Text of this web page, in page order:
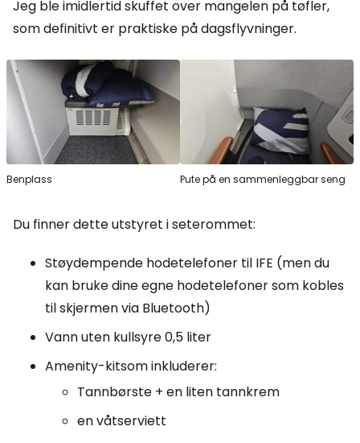
Jeg ble imidlertid skuffet over mangelen på tøfler,
som definitivt er praktiske på dagsflyvninger.
Benplass Pute på en sammenleggbar seng
Du finner dette utstyret i seterommet:
Støydempende hodetelefoner til IFE (men du
kan bruke dine egne hodetelefoner som kobles
til skjermen via Bluetooth)
Vann uten kullsyre 0,5 liter
Amenity-kitsom inkluderer:
Tannbørste + en liten tannkrem
en våtserviett